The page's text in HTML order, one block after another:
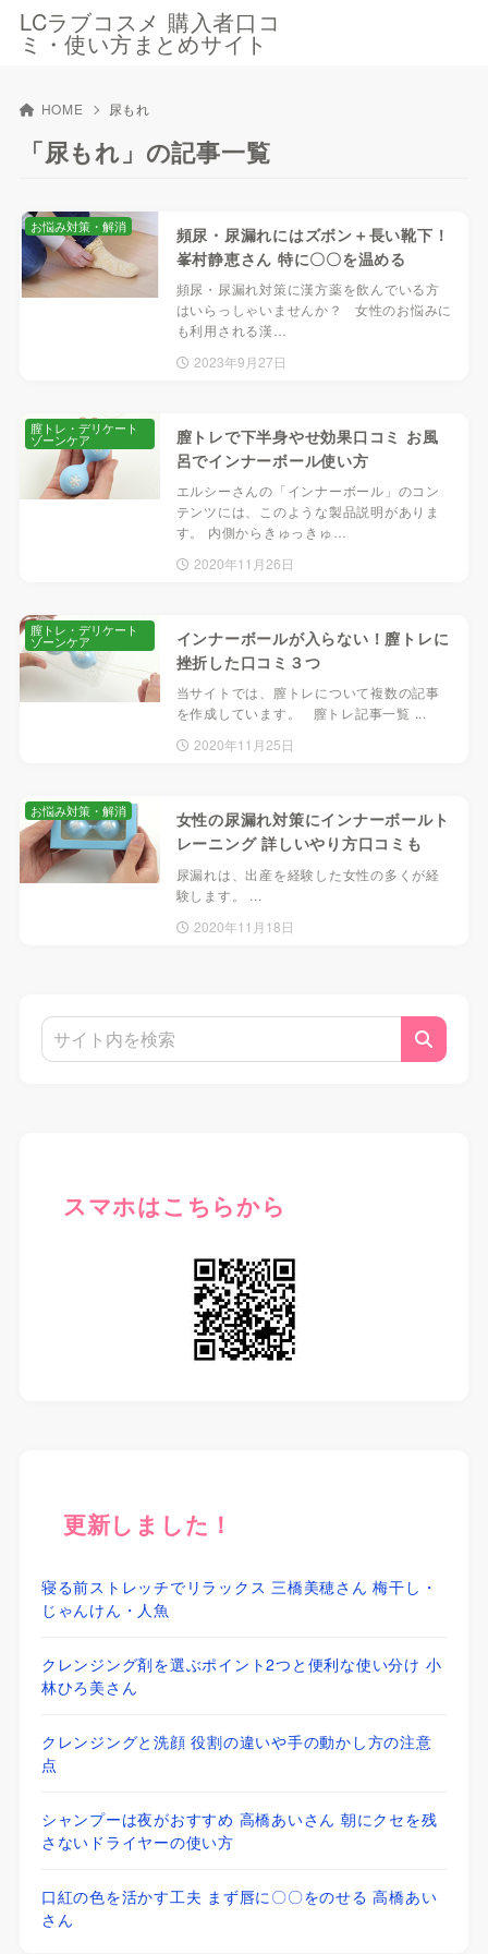
LCラブコスメ 購入者口コ
ミ・使い方まとめサイト
HOME 尿もれ
「尿もれ」の記事一覧
頻尿・尿漏れにはズボン＋長い靴下！
峯村静恵さん 特に〇〇を温める
頻尿・尿漏れ対策に漢方薬を飲んでいる方
はいらっしゃいませんか？ 女性のお悩みに
も利用される漢…
2023年9月27日
お悩み対策・解消
膣トレで下半身やせ効果口コミ お風
呂でインナーボール使い方
エルシーさんの「インナーボール」のコン
テンツには、このような製品説明がありま
す。 内側からきゅっきゅ…
2020年11月26日
膣トレ・デリケート
ゾーンケア
インナーボールが入らない！膣トレに
挫折した口コミ３つ
当サイトでは、膣トレについて複数の記事
を作成しています。 膣トレ記事一覧 ...
2020年11月25日
膣トレ・デリケート
ゾーンケア
女性の尿漏れ対策にインナーボールト
レーニング 詳しいやり方口コミも
尿漏れは、出産を経験した女性の多くが経
験します。 ...
2020年11月18日
お悩み対策・解消
スマホはこちらから
更新しました！
寝る前ストレッチでリラックス 三橋美穂さん 梅干し・
じゃんけん・人魚
クレンジング剤を選ぶポイント2つと便利な使い分け 小
林ひろ美さん
クレンジングと洗顔 役割の違いや手の動かし方の注意
点
シャンプーは夜がおすすめ 高橋あいさん 朝にクセを残
さないドライヤーの使い方
口紅の色を活かす工夫 まず唇に〇〇をのせる 高橋あい
さん